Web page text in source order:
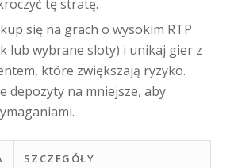
tę stratę.
się na grach o wysokim RTP
lub wybrane sloty) i unikaj gier z
które zwiększają ryzyko.
depozyty na mniejsze, aby
SZCZEGÓŁY